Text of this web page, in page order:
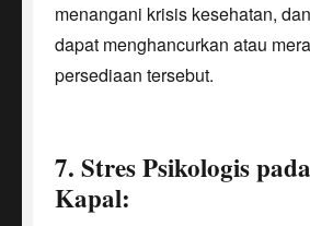
menangani krisis kesehatan,
dapat menghancurkan atau
persediaan tersebut.
7. Stres Psikologis
Kapal: